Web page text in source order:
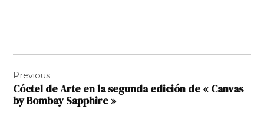
de
l’article
Previous
Cóctel de Arte en la segunda edición de « Canvas
by Bombay Sapphire »